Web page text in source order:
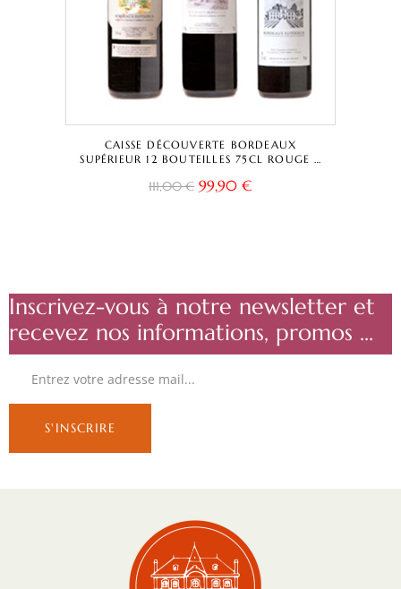
CAISSE DÉCOUVERTE BORDEAUX
SUPÉRIEUR 12 BOUTEILLES 75CL ROUGE –
CUVÉE CAPELLA + CHÂTEAU LESTEY NOIR
111,00€ 99,90 €
Inscrivez-vous à notre newsletter et
recevez nos informations, promos ...